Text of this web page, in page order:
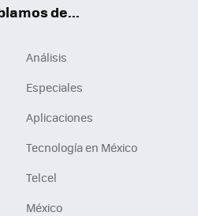
de...
Análisis
Especiales
Aplicaciones
Tecnología en México
Telcel
México